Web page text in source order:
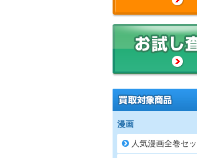
漫画
人気漫画全巻セ